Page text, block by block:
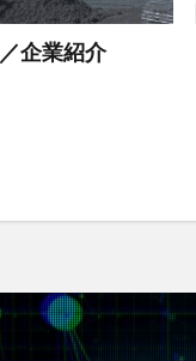
企業紹介